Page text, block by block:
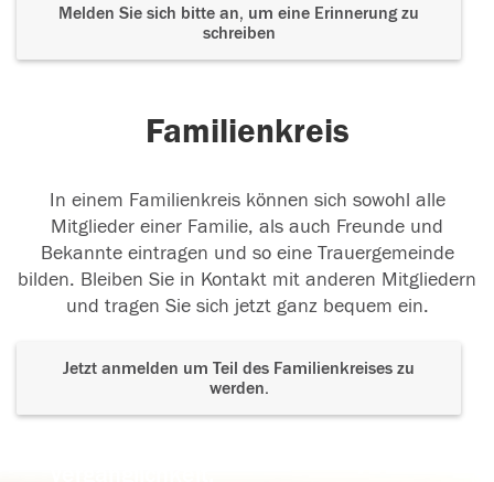
Melden Sie sich bitte an, um eine Erinnerung zu
schreiben
Familienkreis
In einem Familienkreis können sich sowohl alle
Mitglieder einer Familie, als auch Freunde und
Bekannte eintragen und so eine Trauergemeinde
bilden. Bleiben Sie in Kontakt mit anderen Mitgliedern
und tragen Sie sich jetzt ganz bequem ein.
Jetzt anmelden um Teil des Familienkreises zu
werden.